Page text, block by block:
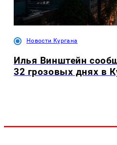
Новости Кургана
Илья Винштейн
32 грозовых днях в